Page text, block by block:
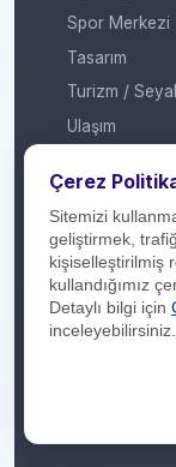
Spor Merkezi
Tasarım
Turizm /
Ulaşım
Yapı Marketi
Yurt Dışı /
Hakkımızda
İletişim
Çerez
Sitemizi
geliştirmek,
kişiselleştirilmiş
kullandığımız
Detaylı bilgi için
inceleyebilirsiniz.